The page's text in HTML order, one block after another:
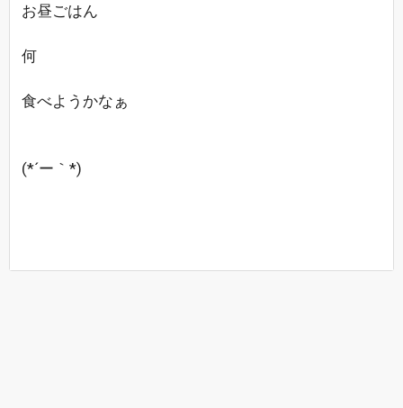
お昼ごはん
何
食べようかなぁ
(*´ー｀*)